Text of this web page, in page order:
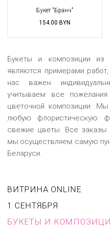
Букет "Бранч"
154.00 BYN
Букеты и композиции из
являются примерами
нас важен
учитываем все пожелания
цветочной композиции.
любую флористическую
свежие цветы. Все заказы
мы осуществляем самую
Беларуси.
ВИТРИНА ONLINE
1 СЕНТЯБРЯ
БУКЕТЫ И